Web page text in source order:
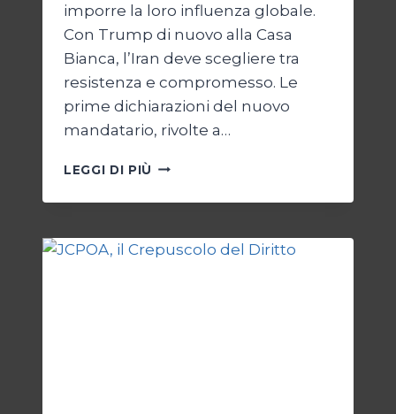
imporre la loro influenza globale.
Con Trump di nuovo alla Casa
Bianca, l’Iran deve scegliere tra
resistenza e compromesso. Le
prime dichiarazioni del nuovo
mandatario, rivolte a…
LEGGI DI PIÙ TRUMP
IL
PER
L’IRAN